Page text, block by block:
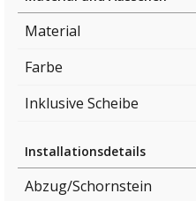
Material
Farbe
Inklusive Scheibe
Installationsdetails
Abzug/Schornstein